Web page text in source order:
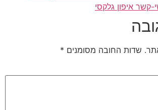
קשר איפון גלקסי
שדות החובה מסומנים *